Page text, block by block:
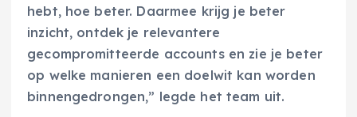
hebt, hoe beter. Daarmee krijg je beter
inzicht, ontdek je relevantere
gecompromitteerde accounts en zie je beter
op welke manieren een doelwit kan worden
binnengedrongen,” legde het team uit.